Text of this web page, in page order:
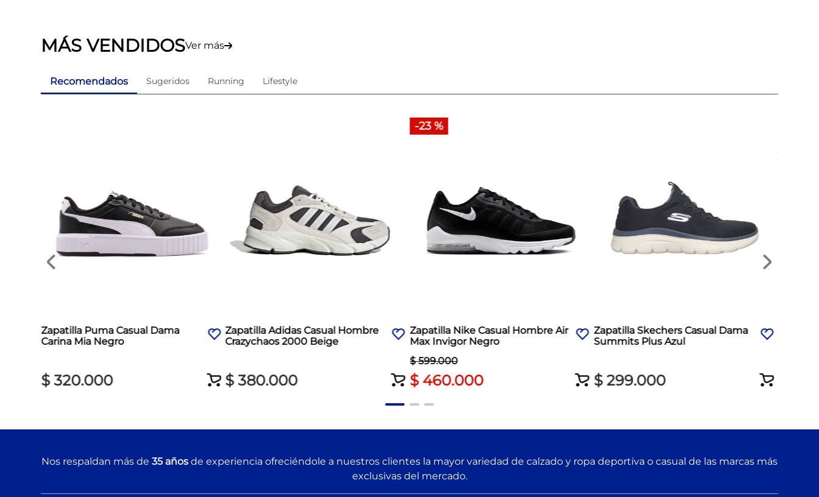
MÁS VENDIDOSVer más
Recomendados Sugeridos Running Lifestyle
Zapatilla Puma Casual Dama
Carina Mia Negro
$ 320.000
Zapatilla Adidas Casual Hombre
Crazychaos 2000 Beige
$ 380.000
-23 %
Zapatilla Nike Casual Hombre Air
Max Invigor Negro
$ 599.000
$ 460.000
Zapatilla Skechers Casual Dama
Summits Plus Azul
$ 299.000
Nos respaldan más de 35 años de experiencia ofreciéndole a nuestros clientes la mayor variedad de calzado y ropa deportiva o casual de las marcas más
exclusivas del mercado.